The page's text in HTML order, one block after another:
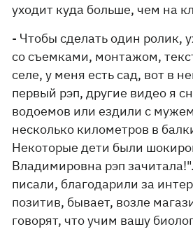
уходит куда больше, чем на
- Чтобы сделать один ролик,
со съемками, монтажом,
селе, у меня есть сад, вот в
первый рэп, другие видео я
водоемов или ездили с
несколько километров в
Некоторые дети были
Владимировна рэп
писали, благодарили за
позитив, бывает, возле
говорят, что учим вашу